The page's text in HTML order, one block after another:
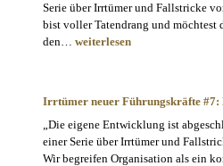
Serie über Irrtümer und Fallstricke
bist voller Tatendrang und möchtest
den… Irrtümer
Allmacht
weiterlesen
Irrtümer neuer Führungskräfte #7:
„Die eigene Entwicklung ist
einer Serie über Irrtümer und
Wir begreifen Organisation als ein